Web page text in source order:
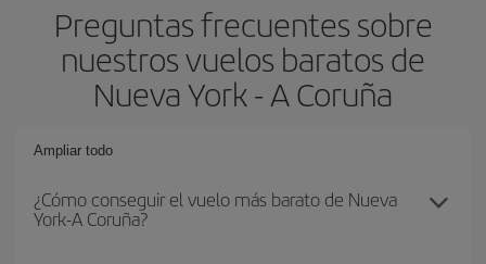
Preguntas frecuentes sobre
nuestros vuelos baratos de
Nueva York - A Coruña
Ampliar todo
¿Cómo conseguir el vuelo más barato de Nueva
York-A Coruña?